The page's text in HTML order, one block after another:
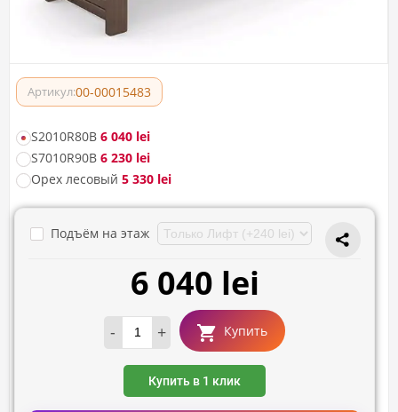
Артикул:00-00015483
S2010R80B 6 040 lei
S7010R90B 6 230 lei
Орех лесовый 5 330 lei
Подъём на этаж
6 040 lei
- + Купить
Купить в 1 клик